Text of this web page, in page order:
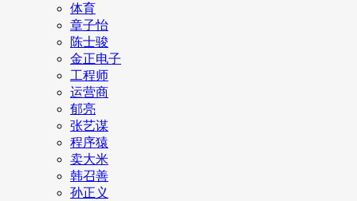
体育
章子怡
陈士骏
金正电子
工程师
运营商
郁亮
张艺谋
程序猿
卖大米
韩召善
孙正义